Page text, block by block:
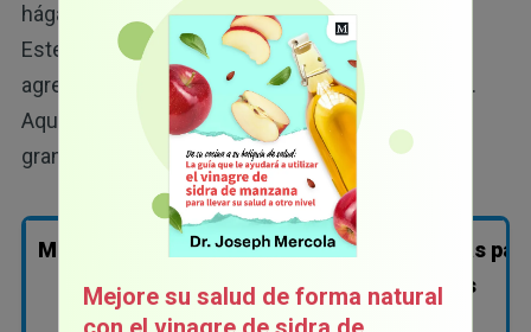
háganoslo saber en la sección de comentarios.
Este año analizamos más de 200 marcas y
agregamos más de 100 marcas nuevas a la lista.
Aquí otras investigaciones que podrían serle de
gran ayuda:
Maquillaje Loción
Cremas
manos
Mejore su salud de forma natural